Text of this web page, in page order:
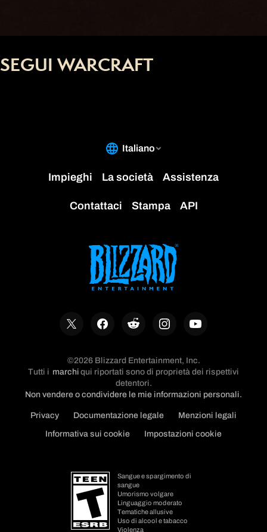
SEGUI WARCRAFT